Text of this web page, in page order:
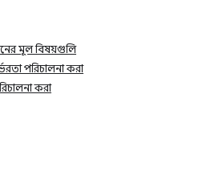
মূল বিষয়গুলি
পরিচালনা করা
করা